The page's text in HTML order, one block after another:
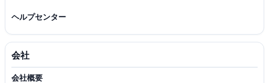
ヘルプセンター
会社
会社概要